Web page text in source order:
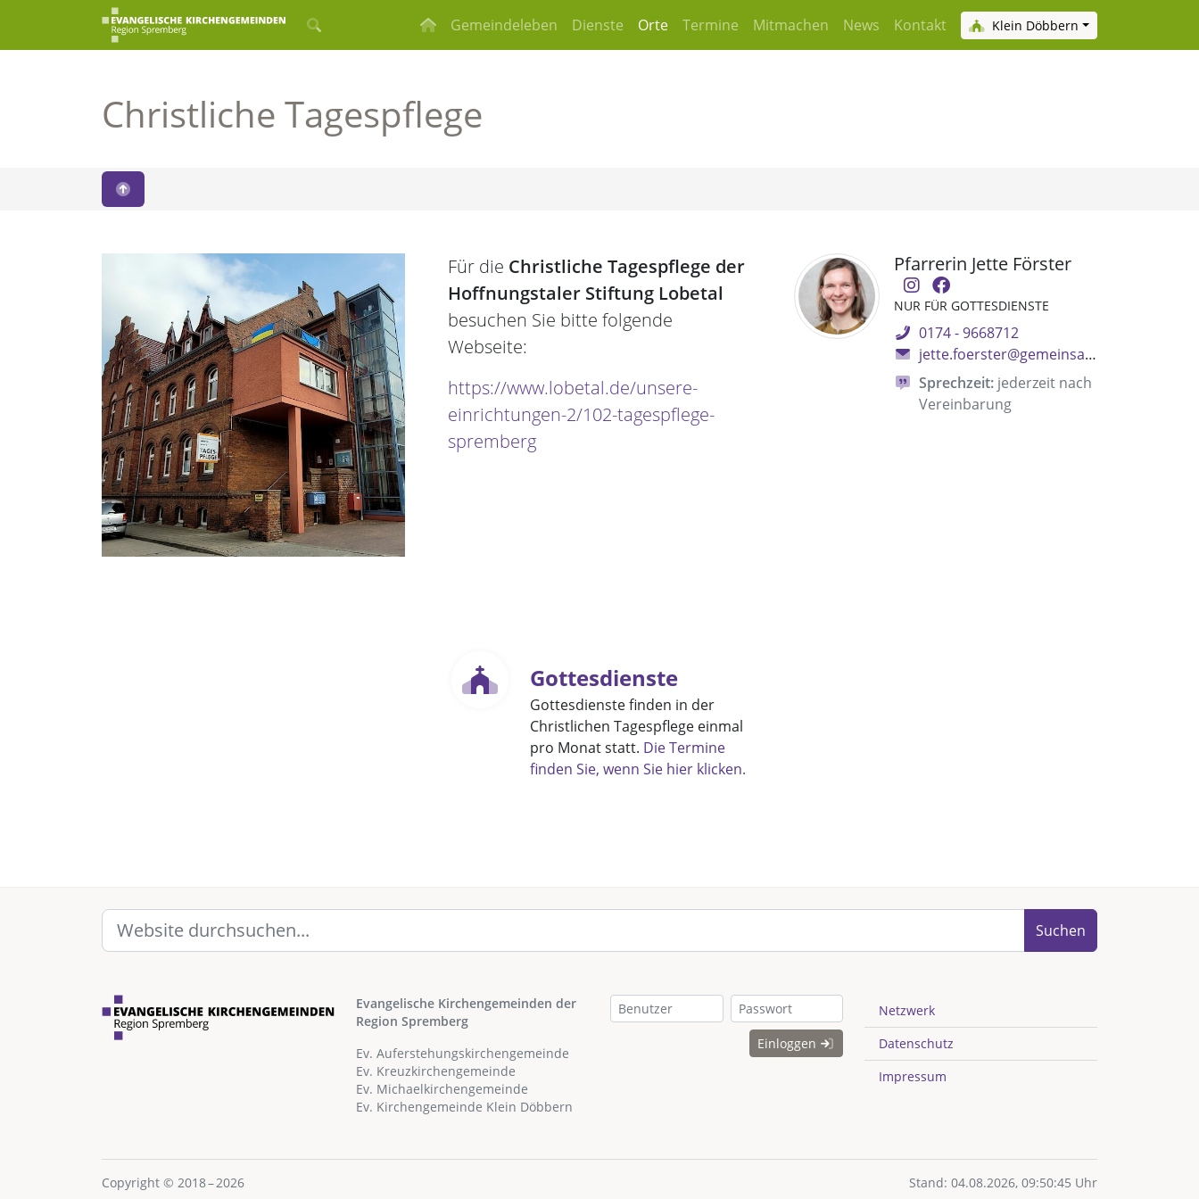
Gemeindeleben Dienste Orte Termine Mitmachen News Kontakt Klein Döbbern
Christliche Tagespflege
Für die Christliche Tagespflege der
Hoffnungstaler Stiftung Lobetal
besuchen Sie bitte folgende
Webseite:
https://www.lobetal.de/unsere-
einrichtungen-2/102-tagespflege-
spremberg
Pfarrerin Jette Förster
NUR FÜR GOTTESDIENSTE
0174 - 9668712
jette.foerster@gemeinsam.ekbo.de
Sprechzeit:jederzeit nach
Vereinbarung
Gottesdienste
Gottesdienste finden in der
Christlichen Tagespflege einmal
pro Monat statt. Die Termine
finden Sie, wenn Sie hier klicken.
Suchen
Evangelische Kirchengemeinden der
Region Spremberg
Ev. Auferstehungskirchengemeinde
Ev. Kreuzkirchengemeinde
Ev. Michaelkirchengemeinde
Ev. Kirchengemeinde Klein Döbbern
Einloggen
Netzwerk
Datenschutz
Impressum
Copyright © 2018 – 2026 Stand: 04.08.2026, 09:50:45 Uhr